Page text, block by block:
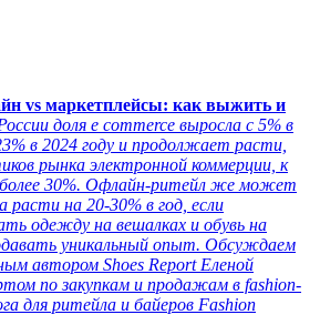
vs маркетплейсы: как выжить и
доля e commerce выросла с 5% в
в 2024 году и продолжает расти,
рынка электронной коммерции, к
30%. Офлайн-ритейл же может
на 20-30% в год, если
одежду на вешалках и обувь на
уникальный опыт. Обсуждаем
автором Shoes Report Еленой
по закупкам и продажам в fashion-
для ритейла и байеров Fashion